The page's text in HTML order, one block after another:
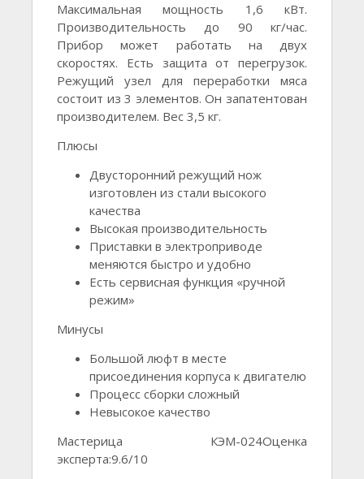
Максимальная мощность 1,6 кВт.
Производительность до 90 кг/час.
Прибор может работать на двух
скоростях. Есть защита от перегрузок.
Режущий узел для переработки мяса
состоит из 3 элементов. Он запатентован
производителем. Вес 3,5 кг.
Плюсы
Двусторонний режущий нож
изготовлен из стали высокого
качества
Высокая производительность
Приставки в электроприводе
меняются быстро и удобно
Есть сервисная функция «ручной
режим»
Минусы
Большой люфт в месте
присоединения корпуса к двигателю
Процесс сборки сложный
Невысокое качество
Мастерица КЭМ-024Оценка
эксперта:9.6/10